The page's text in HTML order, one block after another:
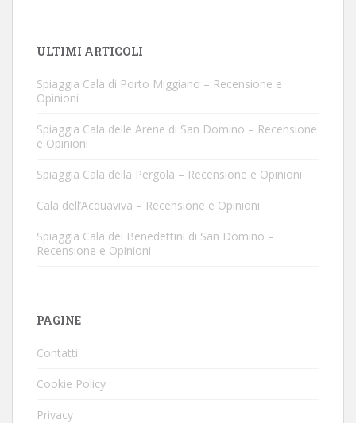
ULTIMI ARTICOLI
Spiaggia Cala di Porto Miggiano – Recensione e
Opinioni
Spiaggia Cala delle Arene di San Domino – Recensione
e Opinioni
Spiaggia Cala della Pergola – Recensione e Opinioni
Cala dell’Acquaviva – Recensione e Opinioni
Spiaggia Cala dei Benedettini di San Domino –
Recensione e Opinioni
PAGINE
Contatti
Cookie Policy
Privacy